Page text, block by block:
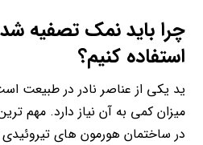
چرا باید نمک تصفیه
استفاده کنیم؟
ید یکی از عناصر نادر در طبیعت
میزان کمی به آن نیاز دارد. مهم
در ساختمان هورمون های